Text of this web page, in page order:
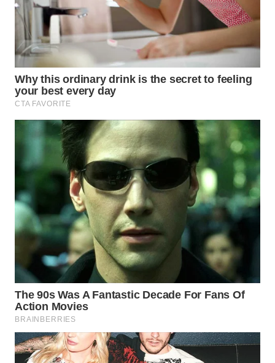
WAHANANEWS
CO ID
NET
WAHANA
WAHANA
UMKM
WAHANA
SELEB
WAHANA
PERSONA
WAHANA
OTOMOTIF
WAHANA
HEALTH